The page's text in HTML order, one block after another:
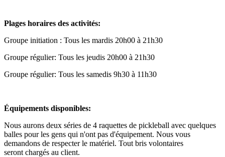
Plages horaires des activités:
Groupe initiation : Tous les mardis 20h00 à 21h30
Groupe régulier: Tous les jeudis 20h00 à 21h30
Groupe régulier: Tous les samedis 9h30 à 11h30
Équipements disponibles:
Nous aurons deux séries de 4 raquettes de pickleball avec quelques
balles pour les gens qui n'ont pas d'équipement. Nous vous
demandons de respecter le matériel. Tout bris volontaires
seront chargés au client.